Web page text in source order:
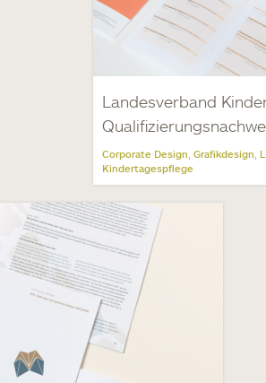
Landesverband
Corporate Design Grafikdesign
Kindertagespflege